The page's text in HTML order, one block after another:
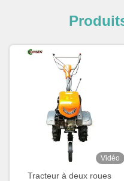
Vidéo
Tracteur à deux roues